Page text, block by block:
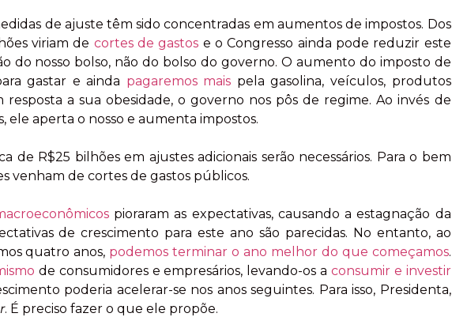
de ajuste têm sido concentradas em aumentos de impostos. Dos
viriam de cortes de gastos e o Congresso ainda pode reduzir este
do nosso bolso, não do bolso do governo. O aumento do imposto de
gastar e ainda pagaremos mais pela gasolina, veículos, produtos
a sua obesidade, o governo nos pôs de regime. Ao invés de
aperta o nosso e aumenta impostos.
de R$25 bilhões em ajustes adicionais serão necessários. Para o bem
venham de cortes de gastos públicos.
pioraram as expectativas, causando a estagnação da
de crescimento para este ano são parecidas. No entanto, ao
quatro anos, podemos terminar o ano melhor do que começamos.
de consumidores e empresários, levando-os a consumir e investir
poderia acelerar-se nos anos seguintes. Para isso, Presidenta,
. É preciso fazer o que ele propõe.